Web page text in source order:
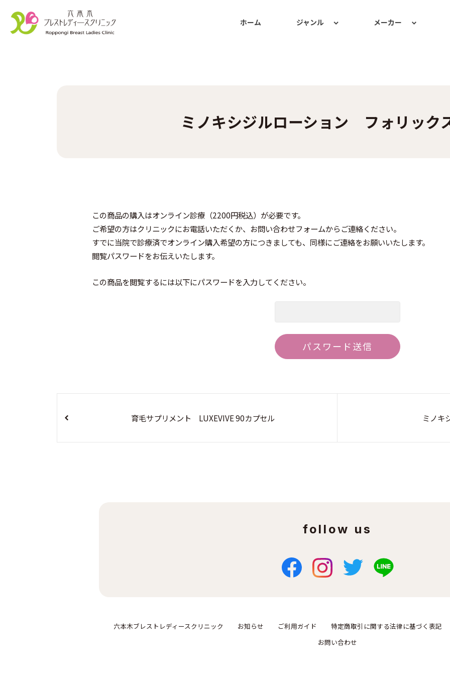
ホーム ジャンル メーカー
ミノキシジルローション フォリック
この商品の購入はオンライン診療（2200円税込）が必要です。
ご希望の方はクリニックにお電話いただくか、お問い合わせフォームからご連絡ください。
すでに当院で診療済でオンライン購入希望の方につきましても、同様にご連絡をお願いいたします。
閲覧パスワードをお伝えいたします。
この商品を閲覧するには以下にパスワードを入力してください。
育毛サプリメント LUXEVIVE 90カプセル ミノキ
follow us
六本木ブレストレディースクリニック お知らせ ご利用ガイド 特定商取引に関する法律に基づく表記
お問い合わせ